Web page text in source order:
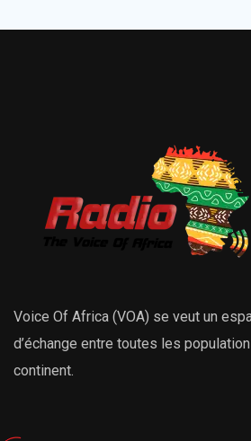
Voice Of Africa (VOA) se veut un
d’échange entre toutes les
continent.